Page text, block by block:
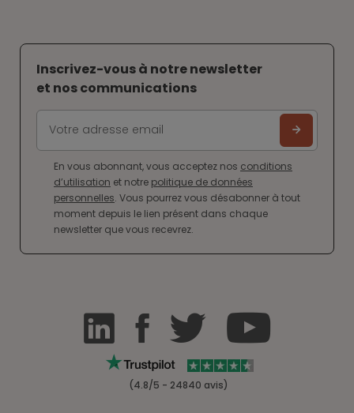
Inscrivez-vous à notre newsletter
et nos communications
En vous abonnant, vous acceptez nos conditions
d’utilisation et notre politique de données
personnelles. Vous pourrez vous désabonner à tout
moment depuis le lien présent dans chaque
newsletter que vous recevrez.
(4.8/5 - 24840 avis)